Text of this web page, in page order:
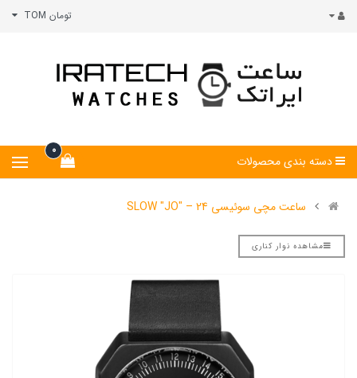
تومان TOM
0
دسته بندی محصولات
ساعت مچی سوئیسی SLOW "JO" – 24
مشاهده نوار کناری